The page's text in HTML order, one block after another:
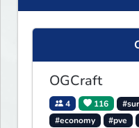
OGCraft
4 116
#economy
#pve